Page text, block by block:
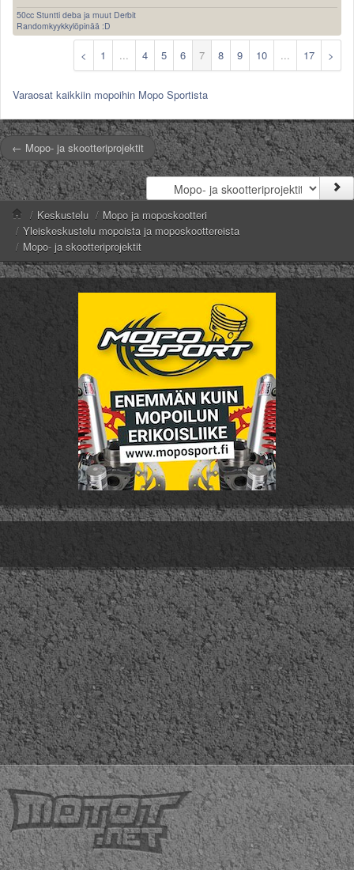
50cc Stuntti deba ja muut Derbit
Randomkyykkylöpinää :D
< 1 ... 4 5 6 7 8 9 10 ... 17 >
Varaosat kaikkiin mopoihin Mopo Sportista
← Mopo- ja skootteriprojektit
/ Keskustelu / Mopo ja moposkootteri
/ Yleiskeskustelu mopoista ja moposkoottereista
/ Mopo- ja skootteriprojektit